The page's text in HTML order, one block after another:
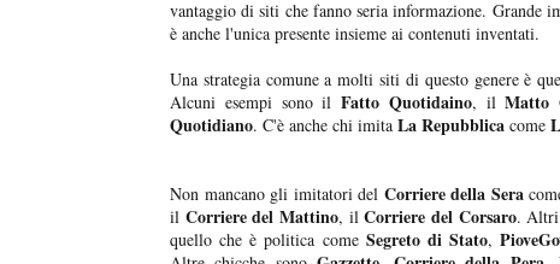
vantaggio di siti che fanno seria informazione. Grande
è anche l'unica presente insieme ai contenuti inventati.
Una strategia comune a molti siti di questo genere è
Alcuni esempi sono il Fatto Quotidaino, ilMatto
Quotidiano. C'è anche chi imita La Repubblica come
Non mancano gli imitatori del Corriere della Sera
il Corriere del Mattino, ilCorriere del Corsaro. Altri
quello che è politica come Segreto di Stato,